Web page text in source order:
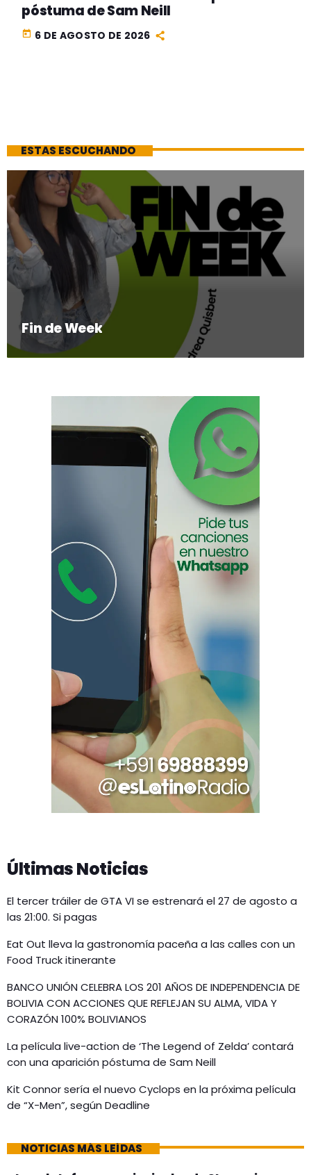
póstuma de Sam Neill
today 6 DE AGOSTO DE 2026
ESTAS ESCUCHANDO
Fin de Week
Últimas Noticias
El tercer tráiler de GTA VI se estrenará el 27 de agosto a
las 21:00. Si pagas
Eat Out lleva la gastronomía paceña a las calles con un
Food Truck itinerante
BANCO UNIÓN CELEBRA LOS 201 AÑOS DE INDEPENDENCIA DE
BOLIVIA CON ACCIONES QUE REFLEJAN SU ALMA, VIDA Y
CORAZÓN 100% BOLIVIANOS
La película live-action de ‘The Legend of Zelda’ contará
con una aparición póstuma de Sam Neill
Kit Connor sería el nuevo Cyclops en la próxima película
de “X-Men”, según Deadline
NOTICIAS MÁS LEÍDAS